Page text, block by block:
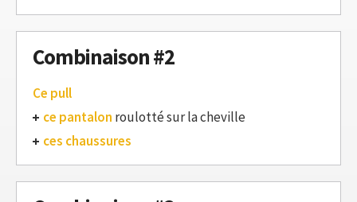
Combinaison #2
Ce pull
ce pantalon roulotté sur la cheville
ces chaussures